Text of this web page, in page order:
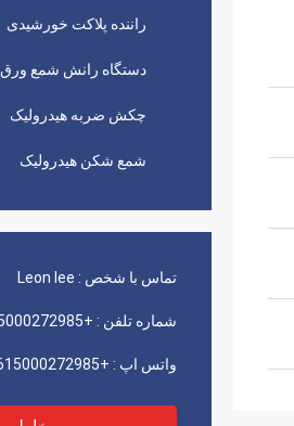
راننده پلاکت خورشیدی
دستگاه رانش شمع ورق
چکش ضربه هیدرولیک
شمع شکن هیدرولیک
تماس با شخص : Leon lee
شماره تلفن : +8615000272985
واتس اپ : +8615000272985